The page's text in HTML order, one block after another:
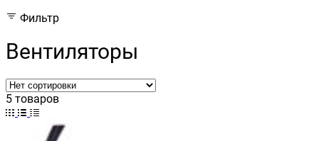
Фильтр
Вентиляторы
5 товаров